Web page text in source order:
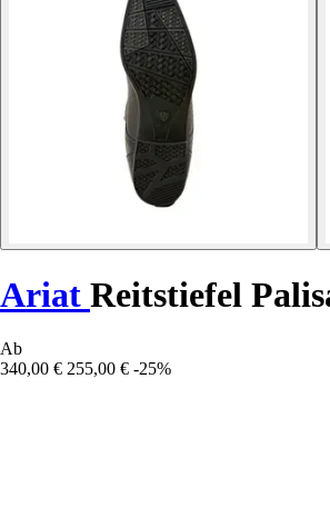
Ariat Reitstiefel
Ab
340,00 € 255,00 € -25%